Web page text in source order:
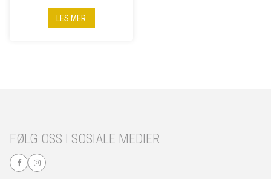
LES MER
FØLG OSS I SOSIALE MEDIER